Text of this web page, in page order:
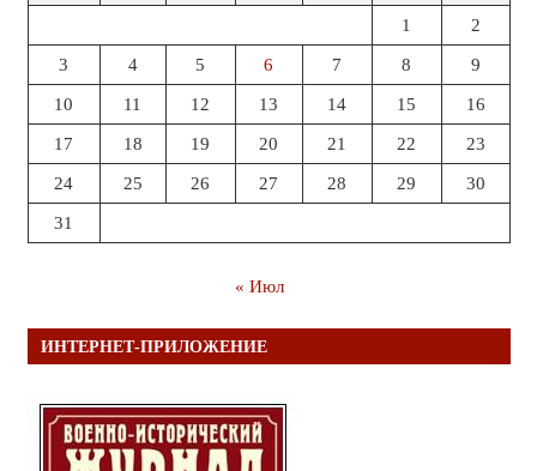
1 2
3 4 5 6 7 8 9
10 11 12 13 14 15 16
17 18 19 20 21 22 23
24 25 26 27 28 29 30
31
« Июл
ИНТЕРНЕТ-ПРИЛОЖЕНИЕ